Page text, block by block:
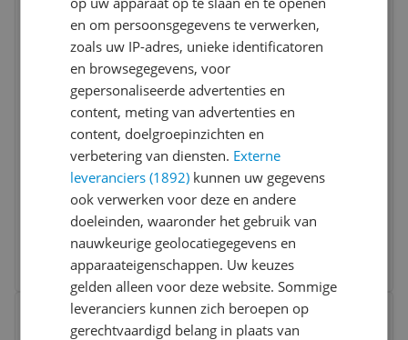
Lucide MESH Hanglamp - Ø 28 cm - Zwart
Dimbaar:Ja
Fitting:E27
Lichtkleur:
Warm wit (2700K)
v.a. € 43,49
-13%
4 prijzen
Ga naar goedkoopste
Vergelijken Laagste prijs ooit
Bekijk product
en om persoonsgegevens te verwerken,
zoals uw IP-adres, unieke identificatoren
en browsegegevens, voor
gepersonaliseerde advertenties en
content, meting van advertenties en
content, doelgroepinzichten en
verbetering van diensten. Externe
leveranciers (1892) kunnen uw gegevens
ook verwerken voor deze en andere
doeleinden, waaronder het gebruik van
nauwkeurige geolocatiegegevens en
apparaateigenschappen. Uw keuzes
gelden alleen voor deze website. Sommige
leveranciers kunnen zich beroepen op
gerechtvaardigd belang in plaats van